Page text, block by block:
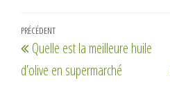
Navigation
de
l’article
Article
précédent
PRÉCÉDENT
Quelle est la meilleure huile
d’olive en supermarché